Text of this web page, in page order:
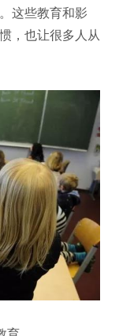
这些教育和影
，也让很多人从